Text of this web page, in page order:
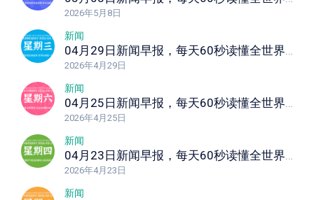
2026年5月8日
新闻
04月29日新闻早报，每天60秒读懂全世界！
2026年4月29日
新闻
04月25日新闻早报，每天60秒读懂全世界！
2026年4月25日
新闻
04月23日新闻早报，每天60秒读懂全世界！
2026年4月23日
新闻